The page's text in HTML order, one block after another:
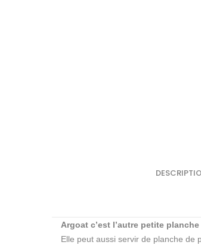
Argoat c’est l’autre petite
Elle peut aussi servir de planche de